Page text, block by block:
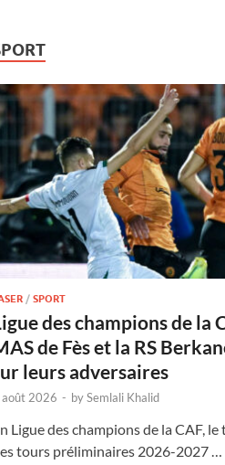
/SPORT
des champions de la
de Fès et la RS
leurs adversaires
2026 - bySemlali Khalid
Ligue des champions de la CAF,
tours préliminaires 2026-2027 …